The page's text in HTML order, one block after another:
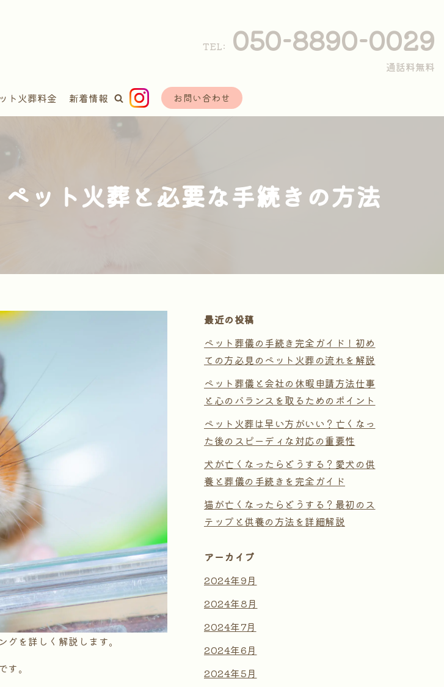
TEL: 050-8890-0029
通話料無料
ト火葬料金 新着情報 お問い合わせ
ット火葬と必要な手続きの方法
を詳しく解説します。
。
最近の投稿
ペット葬儀の手続き完全ガイド！初め
ての方必見のペット火葬の流れを解説
ペット葬儀と会社の休暇申請方法仕事
と心のバランスを取るためのポイント
ペット火葬は早い方がいい？亡くなっ
た後のスピーディな対応の重要性
犬が亡くなったらどうする？愛犬の供
養と葬儀の手続きを完全ガイド
猫が亡くなったらどうする？最初のス
テップと供養の方法を詳細解説
アーカイブ
2024年9月
2024年8月
2024年7月
2024年6月
2024年5月